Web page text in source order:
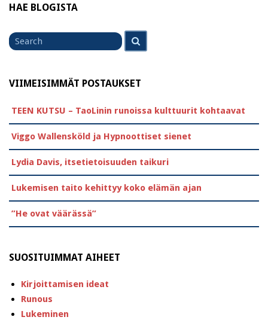
HAE BLOGISTA
Search
for
VIIMEISIMMÄT POSTAUKSET
TEEN KUTSU – TaoLinin runoissa kulttuurit kohtaavat
Viggo Wallensköld ja Hypnoottiset sienet
Lydia Davis, itsetietoisuuden taikuri
Lukemisen taito kehittyy koko elämän ajan
”He ovat väärässä”
SUOSITUIMMAT AIHEET
Kirjoittamisen ideat
Runous
Lukeminen